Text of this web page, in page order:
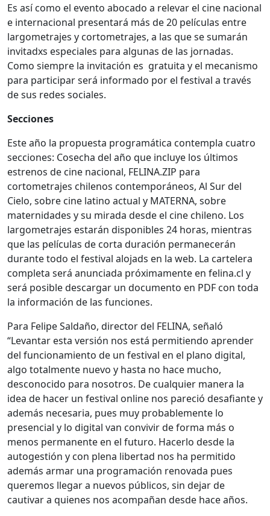
Es así como el evento abocado a relevar el cine nacional
e internacional presentará más de 20 películas entre
largometrajes y cortometrajes, a las que se sumarán
invitadxs especiales para algunas de las jornadas.
Como siempre la invitación es gratuita y el mecanismo
para participar será informado por el festival a través
de sus redes sociales.
Secciones
Este año la propuesta programática contempla cuatro
secciones: Cosecha del año que incluye los últimos
estrenos de cine nacional, FELINA.ZIP para
cortometrajes chilenos contemporáneos, Al Sur del
Cielo, sobre cine latino actual y MATERNA, sobre
maternidades y su mirada desde el cine chileno. Los
largometrajes estarán disponibles 24 horas, mientras
que las películas de corta duración permanecerán
durante todo el festival alojads en la web. La cartelera
completa será anunciada próximamente en felina.cl y
será posible descargar un documento en PDF con toda
la información de las funciones.
Para Felipe Saldaño, director del FELINA, señaló
“Levantar esta versión nos está permitiendo aprender
del funcionamiento de un festival en el plano digital,
algo totalmente nuevo y hasta no hace mucho,
desconocido para nosotros. De cualquier manera la
idea de hacer un festival online nos pareció desafiante y
además necesaria, pues muy probablemente lo
presencial y lo digital van convivir de forma más o
menos permanente en el futuro. Hacerlo desde la
autogestión y con plena libertad nos ha permitido
además armar una programación renovada pues
queremos llegar a nuevos públicos, sin dejar de
cautivar a quienes nos acompañan desde hace años.